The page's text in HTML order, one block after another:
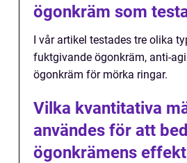
ögonkräm som
I vår artikel testades tre olika
fuktgivande ögonkräm, anti-
ögonkräm för mörka ringar.
Vilka kvantitativa
användes för att
ögonkrämens